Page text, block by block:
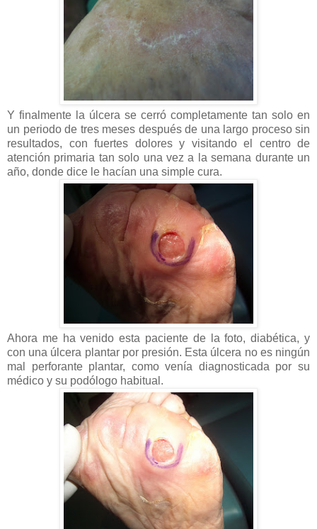
Y finalmente la úlcera se cerró completamente tan solo en
un periodo de tres meses después de una largo proceso sin
resultados, con fuertes dolores y visitando el centro de
atención primaria tan solo una vez a la semana durante un
año, donde dice le hacían una simple cura.
Ahora me ha venido esta paciente de la foto, diabética, y
con una úlcera plantar por presión. Esta úlcera no es ningún
mal perforante plantar, como venía diagnosticada por su
médico y su podólogo habitual.